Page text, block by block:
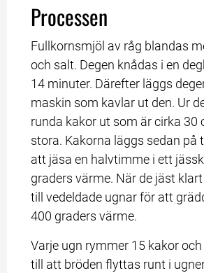
Processen
Fullkornsmjöl av råg blandas
och salt. Degen knådas i en
14 minuter. Därefter läggs
maskin som kavlar ut den. Ur
runda kakor ut som är cirka 30
stora. Kakorna läggs sedan på
att jäsa en halvtimme i ett
graders värme. När de jäst
till vedeldade ugnar för att
400 graders värme.
Varje ugn rymmer 15 kakor
till att bröden flyttas runt i